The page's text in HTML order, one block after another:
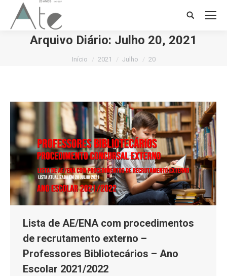
Search:
Arquivo Diário: Julho 20, 2021
Você está aqui:
Início 2021 Julho 20
Lista de AE/ENA com procedimentos
de recrutamento externo –
Professores Bibliotecários – Ano
Escolar 2021/2022